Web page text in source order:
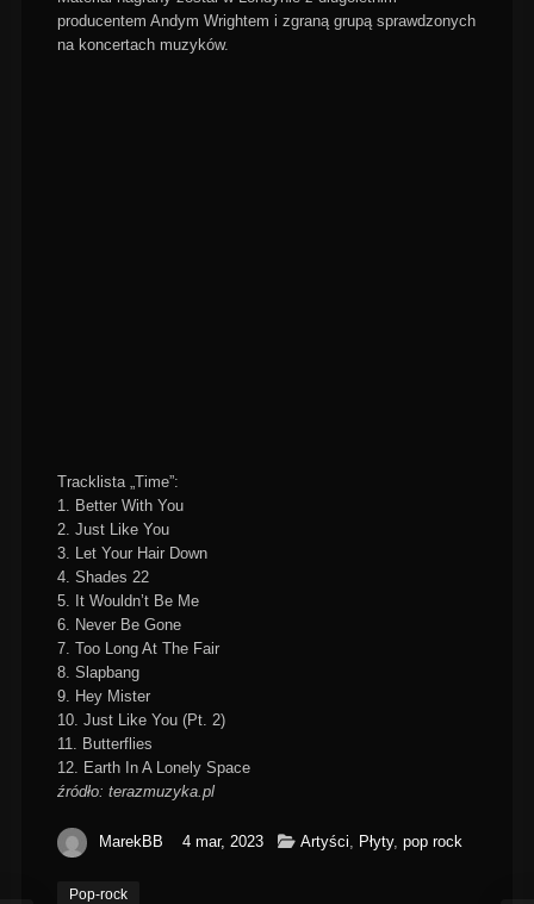
producentem Andym Wrightem i zgraną grupą sprawdzonych
na koncertach muzyków.
Tracklista „Time”:
1. Better With You
2. Just Like You
3. Let Your Hair Down
4. Shades 22
5. It Wouldn’t Be Me
6. Never Be Gone
7. Too Long At The Fair
8. Slapbang
9. Hey Mister
10. Just Like You (Pt. 2)
11. Butterflies
12. Earth In A Lonely Space
źródło: terazmuzyka.pl
MarekBB 4 mar, 2023 Artyści, Płyty, pop rock
Pop-rock